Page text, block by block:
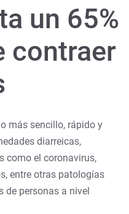
un 65%
contraer
más sencillo, rápido y
diarreicas,
como el coronavirus,
entre otras patologías
de personas a nivel